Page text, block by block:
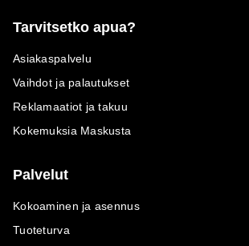
Tarvitsetko apua?
Asiakaspalvelu
Vaihdot ja palautukset
Reklamaatiot ja takuu
Kokemuksia Maskusta
Palvelut
Kokoaminen ja asennus
Tuoteturva